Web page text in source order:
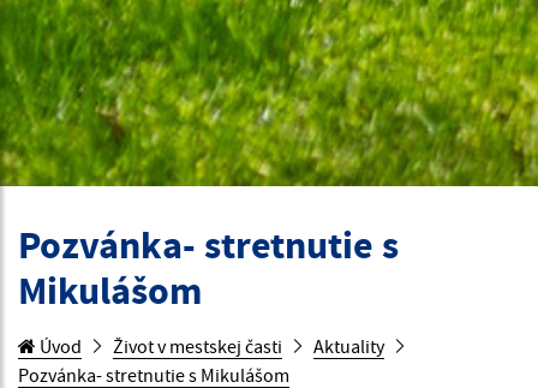
Pozvánka- stretnutie s
Mikulášom
Úvod Život v mestskej časti
Aktuality
Pozvánka- stretnutie s Mikulášom